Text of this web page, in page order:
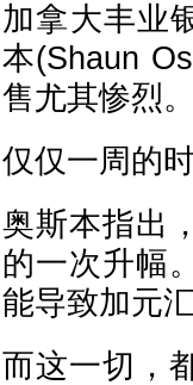
加拿大丰业
本(Shaun
售尤其惨烈
仅仅一周的
奥斯本指出
的一次升幅
能导致加元
而这一切，